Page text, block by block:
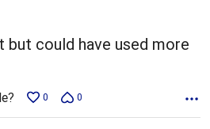
but could have used more
0 0